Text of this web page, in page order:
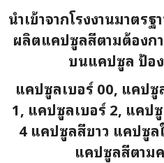
นำเข้าจากโรงงานมาตร
ผลิตแคปซูลสีตามต้องก
บนแคปซูล ป้อ
แคปซูลเบอร์ 00, แคป
1, แคปซูลเบอร์ 2, แคป
4 แคปซูลสีขาว แคปซู
แคปซูลสีตาม